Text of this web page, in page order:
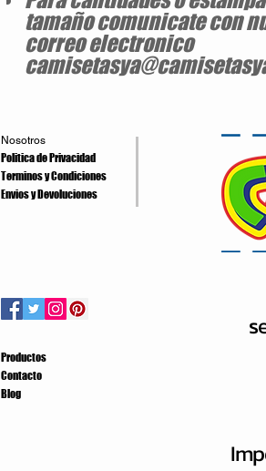
tamaño comunicate con
correo electronico
Nosotros
Politica de Privacidad
Terminos y Condiciones
Envios y Devoluciones
Productos
Contacto
Blog